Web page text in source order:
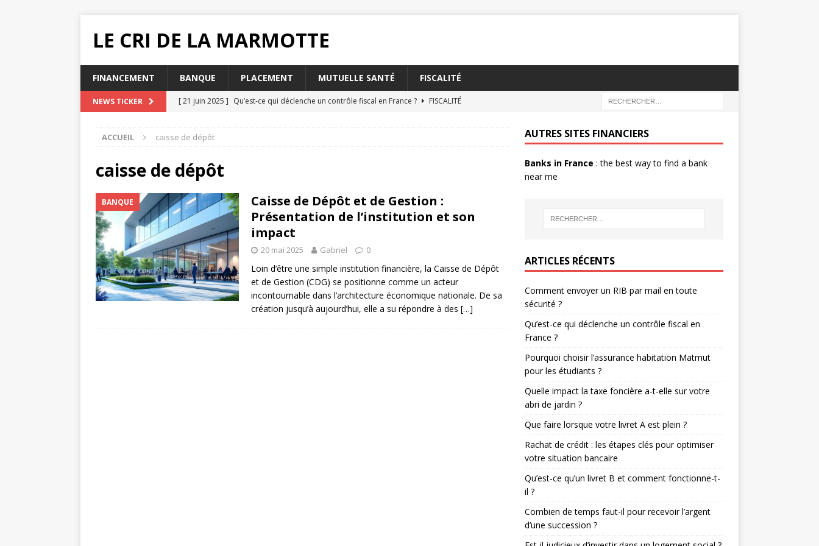
LE CRI DE LA MARMOTTE
FINANCEMENT BANQUE PLACEMENT MUTUELLE SANTÉ FISCALITÉ
NEWS TICKER [ 21 juin 2025 ] Qu’est-ce qui déclenche un contrôle fiscal en France ?
FISCALITÉ
MUTUELLE SANTÉ
[ 19 juin 2025 ]
[ 16 juin 2025 ]
[ 31 juillet 2025 ]
Comment envoyer un RIB par mail en toute sécurité ? QUOTIDIEN
ACCUEIL caisse de dépôt
caisse de dépôt
BANQUE
Caisse de Dépôt et de Gestion :
Présentation de l’institution et son
impact
20 mai 2025 Gabriel 0
Loin d’être une simple institution financière, la Caisse de Dépôt
et de Gestion (CDG) se positionne comme un acteur
incontournable dans l’architecture économique nationale. De sa
création jusqu’à aujourd’hui, elle a su répondre à des […]
AUTRES SITES FINANCIERS
Banks in France : the best way to find a bank
near me
ARTICLES RÉCENTS
Comment envoyer un RIB par mail en toute
sécurité ?
Qu’est-ce qui déclenche un contrôle fiscal en
France ?
Pourquoi choisir l’assurance habitation Matmut
pour les étudiants ?
Quelle impact la taxe foncière a-t-elle sur votre
abri de jardin ?
Que faire lorsque votre livret A est plein ?
Rachat de crédit : les étapes clés pour optimiser
votre situation bancaire
Qu’est-ce qu’un livret B et comment fonctionne-t-
il ?
Combien de temps faut-il pour recevoir l’argent
d’une succession ?